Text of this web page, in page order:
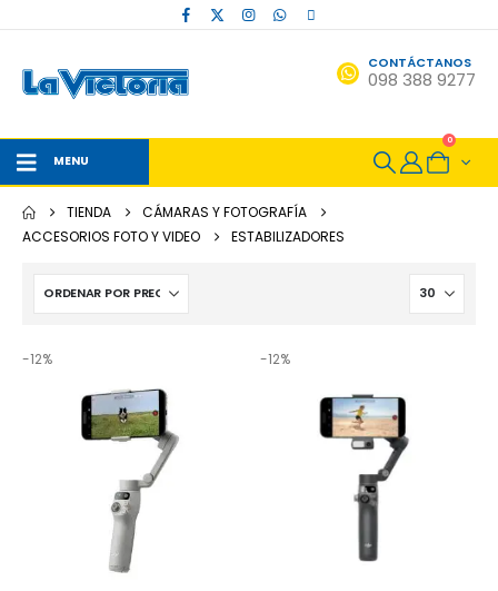
CONTÁCTANOS
098 388 9277
MENU
0
TIENDA
CÁMARAS Y FOTOGRAFÍA
ACCESORIOS FOTO Y VIDEO
ESTABILIZADORES
-12% -12%